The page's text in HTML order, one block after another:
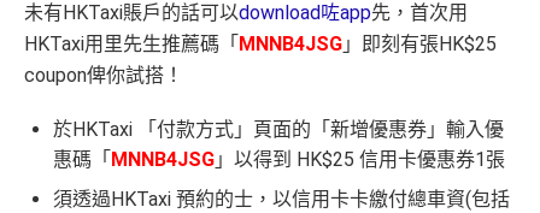
未有HKTaxi賬戶的話可以download咗app先，首次用
HKTaxi用里先生推薦碼「 MNNB4JSG 」即刻有張HK$25
coupon俾你試搭！
於HKTaxi 「付款方式」頁面的「新增優惠券」輸入優
惠碼「 MNNB4JSG 」以得到 HK$25 信用卡優惠券1張
須透過HKTaxi 預約的士，以信用卡卡繳付總車資(包括